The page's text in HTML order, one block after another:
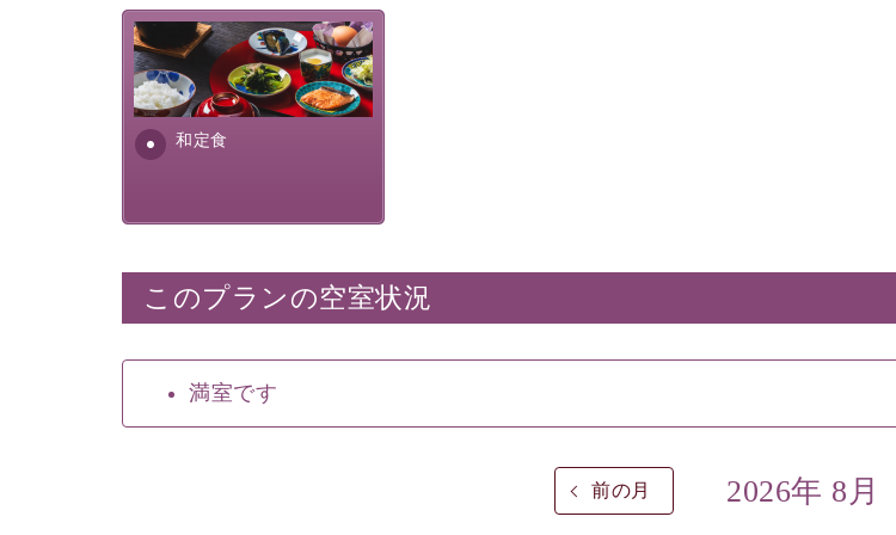
和定食
さっぱりとした和食膳に使わ
れる食材は、諏訪の名産品を
ふんだんに取り入れ、安心・
安全を心掛けた長野県産...
このプランの空室状況
満室です
前の月 2026年 8月